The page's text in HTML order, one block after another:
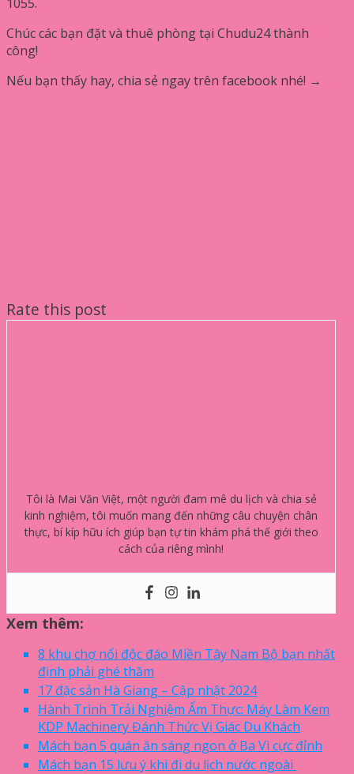
Chúc các bạn đặt và thuê phòng tại Chudu24 thành
công!
Nếu bạn thấy hay, chia sẻ ngay trên facebook nhé! →
Rate this post
Tôi là Mai Văn Việt, một người đam mê du lịch và chia sẻ
kinh nghiệm, tôi muốn mang đến những câu chuyện chân
thực, bí kíp hữu ích giúp bạn tự tin khám phá thế giới theo
cách của riêng mình!
Xem thêm:
8 khu chợ nổi độc đáo Miền Tây Nam Bộ bạn nhất
định phải ghé thăm
17 đặc sản Hà Giang – Cập nhật 2024
Hành Trình Trải Nghiệm Ẩm Thực: Máy Làm Kem
KDP Machinery Đánh Thức Vị Giác Du Khách
Mách bạn 5 quán ăn sáng ngon ở Ba Vì cực đỉnh
Mách bạn 15 lưu ý khi đi du lịch nước ngoài